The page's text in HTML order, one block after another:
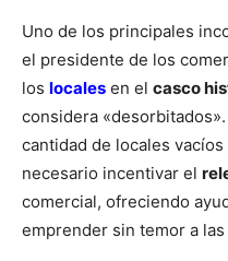
Uno de los principales
el presidente de los
los locales en el casco
considera
cantidad de locales
necesario incentivar el
comercial, ofreciendo
emprender sin temor a